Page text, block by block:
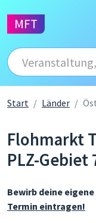
MFT
Start Länder
Flohmarkt
PLZ-Gebiet
Bewirb deine
Termin eintragen!